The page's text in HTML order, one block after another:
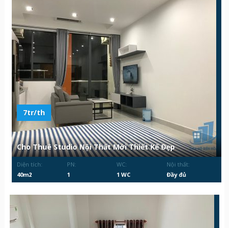
7tr/th
Cho Thuê Studio Nội Thất Mới Thiết Kế Đẹp
Diện tích:
40m2
PN:
1
WC:
1 WC
Nội thất:
Đầy đủ